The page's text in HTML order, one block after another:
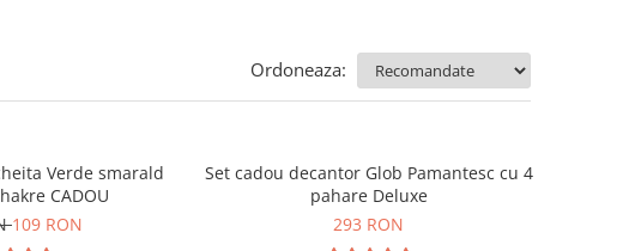
Ordoneaza:
Verde smarald
CADOU
109 RON
Set cadou decantor Glob Pamantesc cu 4
pahare Deluxe
293 RON